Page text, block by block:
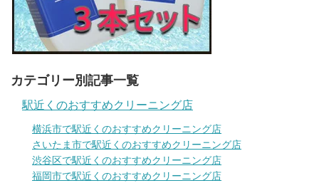
カテゴリー別記事一覧
駅近くのおすすめクリーニング店
横浜市で駅近くのおすすめクリーニング店
さいたま市で駅近くのおすすめクリーニング店
渋谷区で駅近くのおすすめクリーニング店
福岡市で駅近くのおすすめクリーニング店